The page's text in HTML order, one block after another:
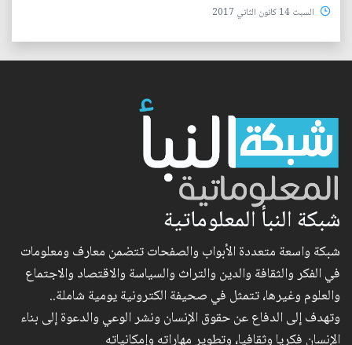
السبت 14 كانون الثاني 2017
شبكة النبأ المعلوماتية
شبكة واسعة متعددة الأبواب والصفحات تتضمن معارف ومعلومات
في الفكر والثقافة والدين والتراث والسياسة والاقتصاد والاجتماع
والعلوم وغيرها، تتمثل في صحيفة الكترونية يومية شاملة..
وتهدف إلى الدفاع عن حقوق الإنسان ونشر الوعي والدعوة إلى بناء